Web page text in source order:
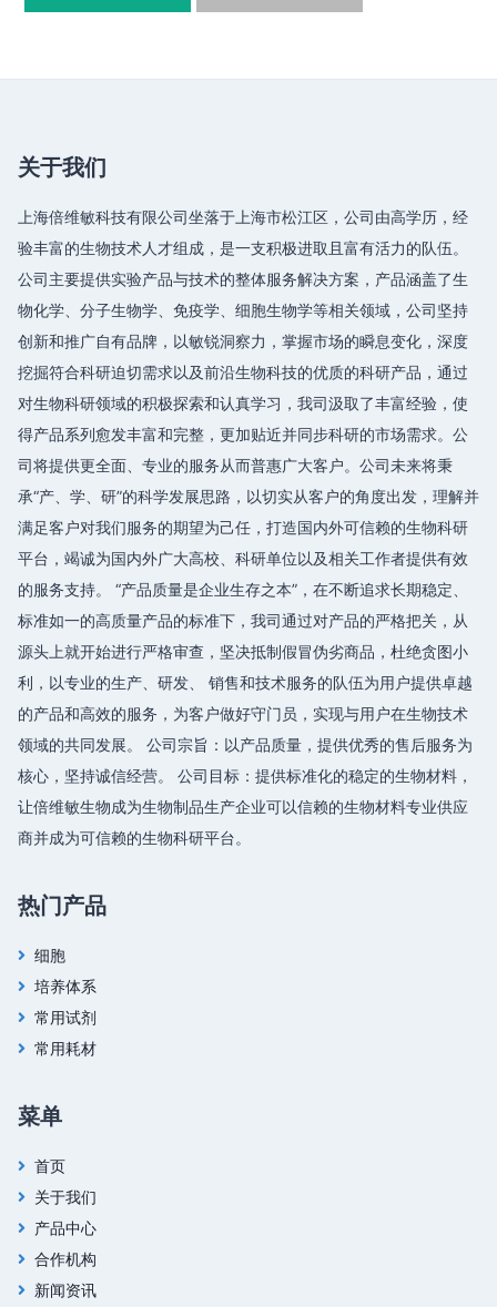
关于我们
上海倍维敏科技有限公司坐落于上海市松江区，公司由高学历，经
验丰富的生物技术人才组成，是一支积极进取且富有活力的队伍。
公司主要提供实验产品与技术的整体服务解决方案，产品涵盖了生
物化学、分子生物学、免疫学、细胞生物学等相关领域，公司坚持
创新和推广自有品牌，以敏锐洞察力，掌握市场的瞬息变化，深度
挖掘符合科研迫切需求以及前沿生物科技的优质的科研产品，通过
对生物科研领域的积极探索和认真学习，我司汲取了丰富经验，使
得产品系列愈发丰富和完整，更加贴近并同步科研的市场需求。公
司将提供更全面、专业的服务从而普惠广大客户。公司未来将秉
承“产、学、研”的科学发展思路，以切实从客户的角度出发，理解并
满足客户对我们服务的期望为己任，打造国内外可信赖的生物科研
平台，竭诚为国内外广大高校、科研单位以及相关工作者提供有效
的服务支持。 “产品质量是企业生存之本”，在不断追求长期稳定、
标准如一的高质量产品的标准下，我司通过对产品的严格把关，从
源头上就开始进行严格审查，坚决抵制假冒伪劣商品，杜绝贪图小
利，以专业的生产、研发、 销售和技术服务的队伍为用户提供卓越
的产品和高效的服务，为客户做好守门员，实现与用户在生物技术
领域的共同发展。 公司宗旨：以产品质量，提供优秀的售后服务为
核心，坚持诚信经营。 公司目标：提供标准化的稳定的生物材料，
让倍维敏生物成为生物制品生产企业可以信赖的生物材料专业供应
商并成为可信赖的生物科研平台。
热门产品
细胞
培养体系
常用试剂
常用耗材
菜单
首页
关于我们
产品中心
合作机构
新闻资讯